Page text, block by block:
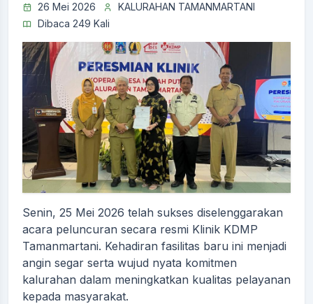
26 Mei 2026
KALURAHAN TAMANMARTANI
Dibaca 249 Kali
Senin, 25 Mei 2026 telah sukses diselenggarakan
acara peluncuran secara resmi Klinik KDMP
Tamanmartani. Kehadiran fasilitas baru ini menjadi
angin segar serta wujud nyata komitmen
kalurahan dalam meningkatkan kualitas pelayanan
kepada masyarakat.